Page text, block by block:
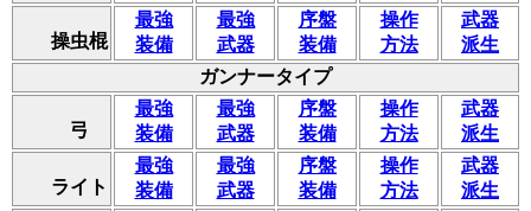
操虫棍
最強
装備
最強
武器
序盤
装備
操作
方法
武器
派生
ガンナータイプ
弓
最強
装備
最強
武器
序盤
装備
操作
方法
武器
派生
ライト
最強
装備
最強
武器
序盤
装備
操作
方法
武器
派生